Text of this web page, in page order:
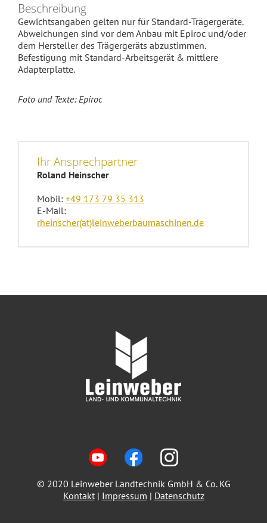
Beschreibung
Gewichtsangaben gelten nur für Standard-Trägergeräte.
Abweichungen sind vor dem Anbau mit Epiroc und/oder
dem Hersteller des Trägergeräts abzustimmen.
Befestigung mit Standard-Arbeitsgerät & mittlere
Adapterplatte.
Foto und Texte: Epiroc
Ihr Ansprechpartner
Roland Heinscher
Mobil: +49 173 79 35 313
E-Mail:
rheinscher(at)leinweberbaumaschinen.de
© 2020 Leinweber Landtechnik GmbH & Co. KG
Kontakt| Impressum | Datenschutz